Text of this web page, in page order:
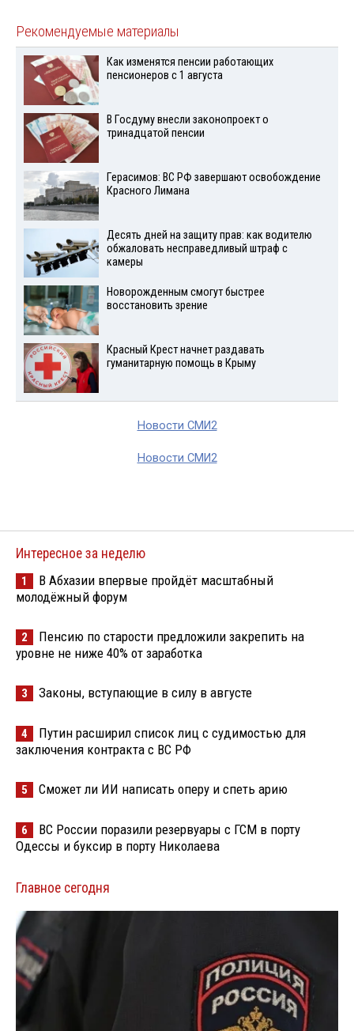
Рекомендуемые материалы
Как изменятся пенсии работающих
пенсионеров с 1 августа
В Госдуму внесли законопроект о
тринадцатой пенсии
Герасимов: ВС РФ завершают освобождение
Красного Лимана
Десять дней на защиту прав: как водителю
обжаловать несправедливый штраф с
камеры
Новорожденным смогут быстрее
восстановить зрение
Красный Крест начнет раздавать
гуманитарную помощь в Крыму
Новости СМИ2
Новости СМИ2
Интересное за неделю
1
В Абхазии впервые пройдёт масштабный
молодёжный форум
2
Пенсию по старости предложили закрепить на
уровне не ниже 40% от заработка
3 Законы, вступающие в силу в августе
4
Путин расширил список лиц с судимостью для
заключения контракта с ВС РФ
5 Сможет ли ИИ написать оперу и спеть арию
6
ВС России поразили резервуары с ГСМ в порту
Одессы и буксир в порту Николаева
Главное сегодня